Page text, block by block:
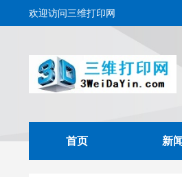
欢迎访问三维打印网
首页 新闻